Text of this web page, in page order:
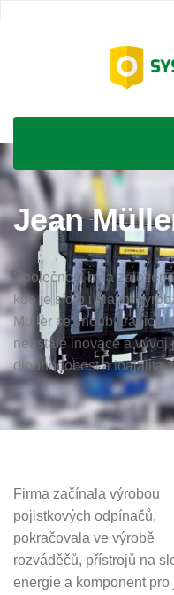
Jean
Společnost byla
kde je sídlo i hlavní
Müller se snoubí tradice
neustálé inovace a vývoj
dlouhodobost a loajalita
Firma začínala výrobou
pojistkových odpínačů,
pokračovala ve výrobě
rozváděčů, přístrojů na
energie a komponent